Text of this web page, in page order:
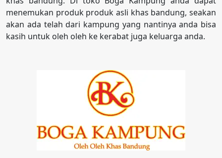
menemukan produk produk asli khas bandung, seakan
akan ada telah dari kampung yang nantinya anda bisa
kasih untuk oleh oleh ke kerabat juga keluarga anda.